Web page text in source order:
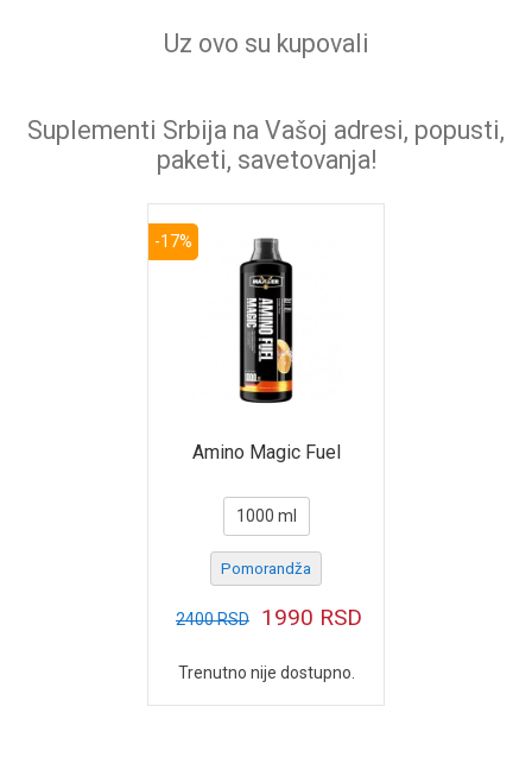
Uz ovo su kupovali
Suplementi Srbija na Vašoj adresi, popusti,
paketi, savetovanja!
-17%
Amino Magic Fuel
1000 ml
Pomorandža
2400RSD 1990 RSD
Trenutno nije dostupno.